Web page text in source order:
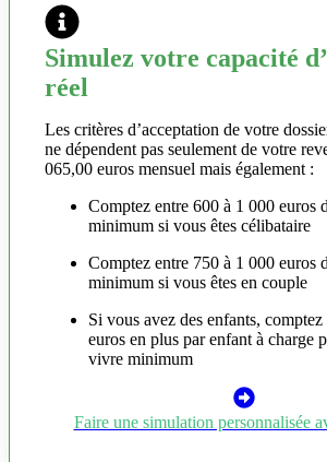
Simulez votre capacité
réel
Les critères d’acceptation de votre
ne dépendent pas seulement de votre
065,00 euros mensuel mais également :
Comptez entre 600 à 1 000 euros
minimum si vous êtes célibataire
Comptez entre 750 à 1 000 euros
minimum si vous êtes en couple
Si vous avez des enfants,
euros en plus par enfant à charge
vivre minimum
Faire une simulation personnalisée